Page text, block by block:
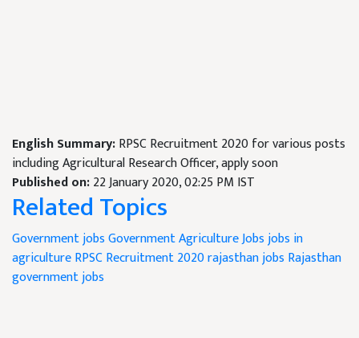
English Summary:RPSC Recruitment 2020 for various posts
including Agricultural Research Officer, apply soon
Published on:22 January 2020, 02:25 PM IST
Related Topics
Government jobsGovernment Agriculture Jobsjobs in
agricultureRPSC Recruitment 2020rajasthan jobs Rajasthan
government jobs